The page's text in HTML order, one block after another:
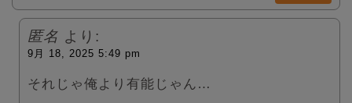
匿名 より:
9月 18, 2025 5:49 pm
それじゃ俺より有能じゃん…